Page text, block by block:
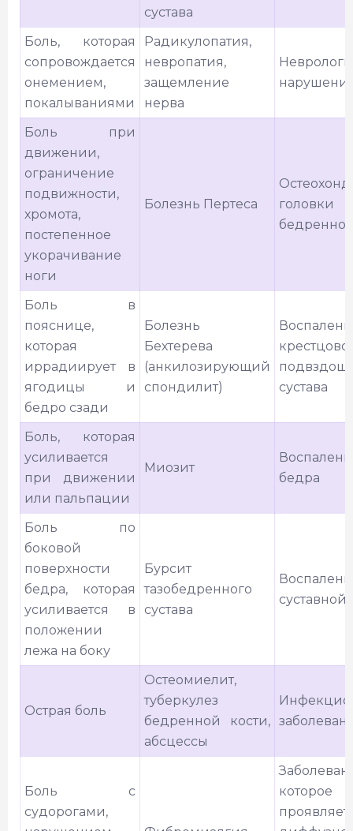
сустава
Боль, которая
сопровождается
онемением,
покалываниями
Радикулопатия,
невропатия,
защемление
нерва
Боль при
движении,
ограничение
подвижности,
хромота,
постепенное
укорачивание
ноги
Болезнь Пертеса
головки
Боль в
пояснице,
которая
иррадиирует в
ягодицы и
бедро сзади
Болезнь
Бехтерева
(анкилозирующий
спондилит)
крестцово-
сустава
Боль, которая
усиливается
при движении
или пальпации
Миозит
бедра
Боль по
боковой
поверхности
бедра, которая
усиливается в
положении
лежа на боку
Бурсит
тазобедренного
сустава
суставной
Острая боль
Остеомиелит,
туберкулез
бедренной кости,
абсцессы
Боль с
судорогами,
которое